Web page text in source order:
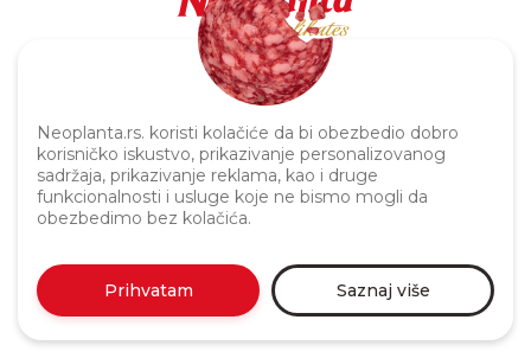
Neoplanta.rs. koristi kolačiće da bi obezbedio dobro
korisničko iskustvo, prikazivanje personalizovanog
sadržaja, prikazivanje reklama, kao i druge
funkcionalnosti i usluge koje ne bismo mogli da
obezbedimo bez kolačića.
Prihvatam Saznaj više
Politika privatnosti